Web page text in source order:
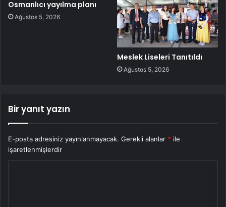
Osmanlıcı yayılma planı
Ağustos 5, 2026
Meslek Liseleri Tanıtıldı
Ağustos 5, 2026
Bir yanıt yazın
E-posta adresiniz yayınlanmayacak. Gerekli alanlar * ile
işaretlenmişlerdir